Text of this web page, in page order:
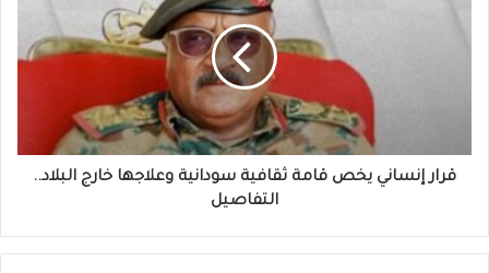
البلاد..
التفاصيل
قرار إنساني يخص قامة ثقافية سودانية وعلاجها خارج البلاد..
التفاصيل